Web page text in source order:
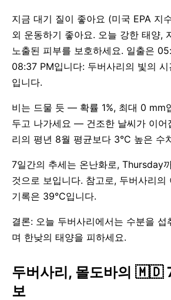
지금 대기 질이 좋아요 (미국 EPA 지
외 운동하기 좋아요. 오늘 강한 태양,
노출된 피부를 보호하세요. 일출은
08:37 PM입니다: 두버사리의 빛의
입니다.
비는 드물 듯 — 확률 1%, 최대 0 mm
두고 나가세요 — 건조한 날씨가 이어
리의 평년 8월 평균보다 3°C 높은 수
7일간의 추세는 온난화로, Thursday
것으로 보입니다. 참고로, 두버사리의
기록은 39°C입니다.
결론: 오늘 두버사리에서는 수분을 섭
며 한낮의 태양을 피하세요.
두버사리, 몰도바의 🇲🇩
보